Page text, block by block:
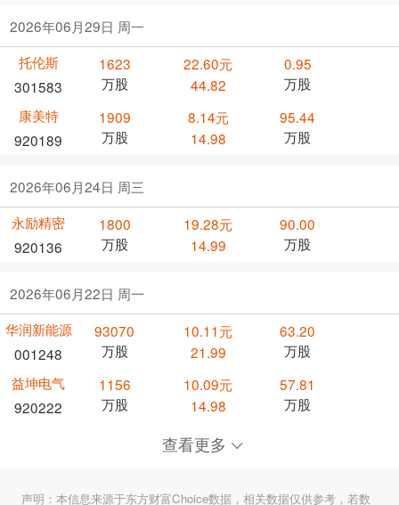
2026年06月29日 周一
托伦斯
301583
1623
万股
22.60元
44.82
0.95
万股
康美特
920189
1909
万股
8.14元
14.98
95.44
万股
2026年06月24日 周三
永励精密
920136
1800
万股
19.28元
14.99
90.00
万股
2026年06月22日 周一
华润新能源
001248
93070
万股
10.11元
21.99
63.20
万股
益坤电气
920222
1156
万股
10.09元
14.98
57.81
万股
查看更多
声明：本信息来源于东方财富Choice数据，相关数据仅供参考，若数